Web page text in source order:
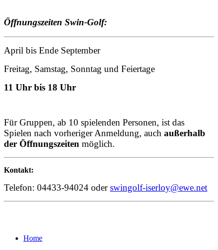
Öffnungszeiten Swin-Golf:
April bis Ende September
Freitag, Samstag, Sonntag und Feiertage
11 Uhr bis 18 Uhr
Für Gruppen, ab 10 spielenden Personen, ist das
Spielen nach vorheriger Anmeldung, auch außerhalb
der Öffnungszeiten möglich.
Kontakt:
Telefon: 04433-94024 oderswingolf-iserloy@ewe.net
Home